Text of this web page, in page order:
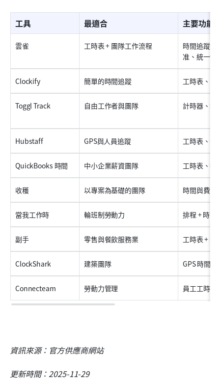
工具 最適合 主要功能
雲雀 工時表 + 團隊工作流程
時間追蹤、
准、統一協
Clockify 簡單的時間追蹤 工時表、計
Toggl Track 自由工作者與團隊 計時器、報
Hubstaff GPS與人員追蹤 工時表、位
QuickBooks 時間 中小企業薪資團隊 工時表、排
收穫 以專案為基礎的團隊 時間與費用
當我工作時 輪班制勞動力 排程 + 時間
副手 零售與餐飲服務業 工時表 + 薪
ClockShark 建築團隊 GPS 時間
Connecteam 勞動力管理 員工工時表
資訊來源：官方供應商網站
更新時間：2025-11-29